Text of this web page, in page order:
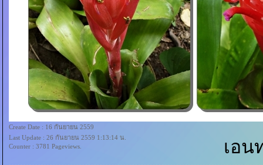
เอน
Create Date : 16 กันยายน 2559
Last Update : 26 กันยายน 2559 1:13:14 น.
Counter : 3781 Pageviews.